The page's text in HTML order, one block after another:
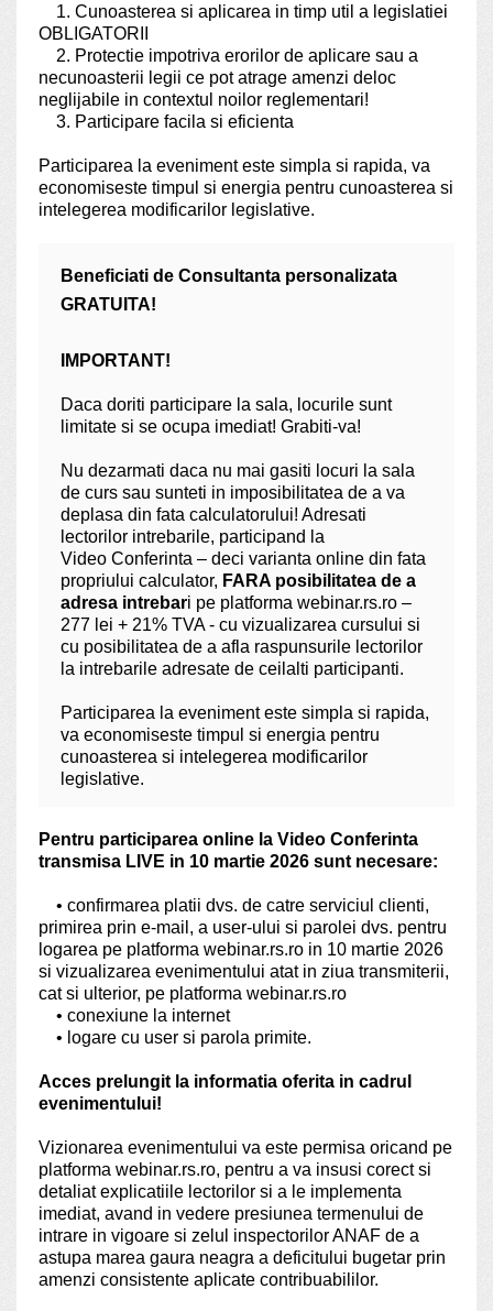
1. Cunoasterea si aplicarea in timp util a legislatiei
OBLIGATORII
2. Protectie impotriva erorilor de aplicare sau a
necunoasterii legii ce pot atrage amenzi deloc
neglijabile in contextul noilor reglementari!
3. Participare facila si eficienta
Participarea la eveniment este simpla si rapida, va
economiseste timpul si energia pentru cunoasterea si
intelegerea modificarilor legislative.
Beneficiati de Consultanta personalizata
GRATUITA!
IMPORTANT!
Daca doriti participare la sala, locurile sunt
limitate si se ocupa imediat! Grabiti-va!
Nu dezarmati daca nu mai gasiti locuri la sala
de curs sau sunteti in imposibilitatea de a va
deplasa din fata calculatorului! Adresati
lectorilor intrebarile, participand la
Video Conferinta – deci varianta online din fata
propriului calculator, FARA posibilitatea de a
adresa intrebari pe platforma webinar.rs.ro –
277 lei + 21% TVA - cu vizualizarea cursului si
cu posibilitatea de a afla raspunsurile lectorilor
la intrebarile adresate de ceilalti participanti.
Participarea la eveniment este simpla si rapida,
va economiseste timpul si energia pentru
cunoasterea si intelegerea modificarilor
legislative.
Pentru participarea online la Video Conferinta
transmisa LIVE in 10 martie 2026 sunt necesare:
• confirmarea platii dvs. de catre serviciul clienti,
primirea prin e-mail, a user-ului si parolei dvs. pentru
logarea pe platforma webinar.rs.ro in 10 martie 2026
si vizualizarea evenimentului atat in ziua transmiterii,
cat si ulterior, pe platforma webinar.rs.ro
• conexiune la internet
• logare cu user si parola primite.
Acces prelungit la informatia oferita in cadrul
evenimentului!
Vizionarea evenimentului va este permisa oricand pe
platforma webinar.rs.ro, pentru a va insusi corect si
detaliat explicatiile lectorilor si a le implementa
imediat, avand in vedere presiunea termenului de
intrare in vigoare si zelul inspectorilor ANAF de a
astupa marea gaura neagra a deficitului bugetar prin
amenzi consistente aplicate contribuabililor.